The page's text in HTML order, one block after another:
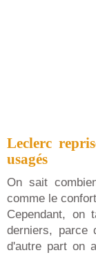
Leclerc
usagés
On sait
comme le
Cependant, on
derniers, parce
d'autre part on